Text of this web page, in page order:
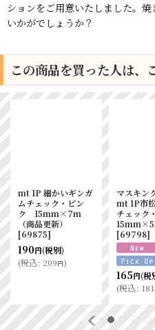
ションをご用意いたしました。焼
いかがでしょうか？
この商品を買った人は、
mt 1P 細かいギンガ
ムチェック・ピン
ク 15mm×7m
（商品更新）
[69875]
190円(税別)
(税込: 209円)
マスキン
mt 1P市
チェック
[69798]
165円(税
(税込: 181